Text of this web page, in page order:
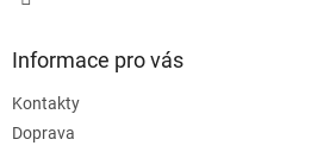
Informace pro vás
Kontakty
Doprava